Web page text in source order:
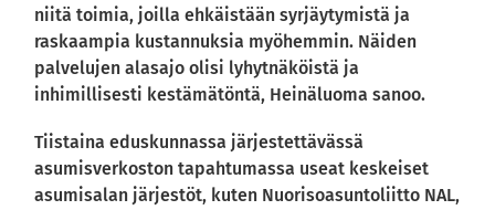
niitä toimia, joilla ehkäistään syrjäytymistä ja
raskaampia kustannuksia myöhemmin. Näiden
palvelujen alasajo olisi lyhytnäköistä ja
inhimillisesti kestämätöntä, Heinäluoma sanoo.
Tiistaina eduskunnassa järjestettävässä
asumisverkoston tapahtumassa useat keskeiset
asumisalan järjestöt, kuten Nuorisoasuntoliitto NAL,